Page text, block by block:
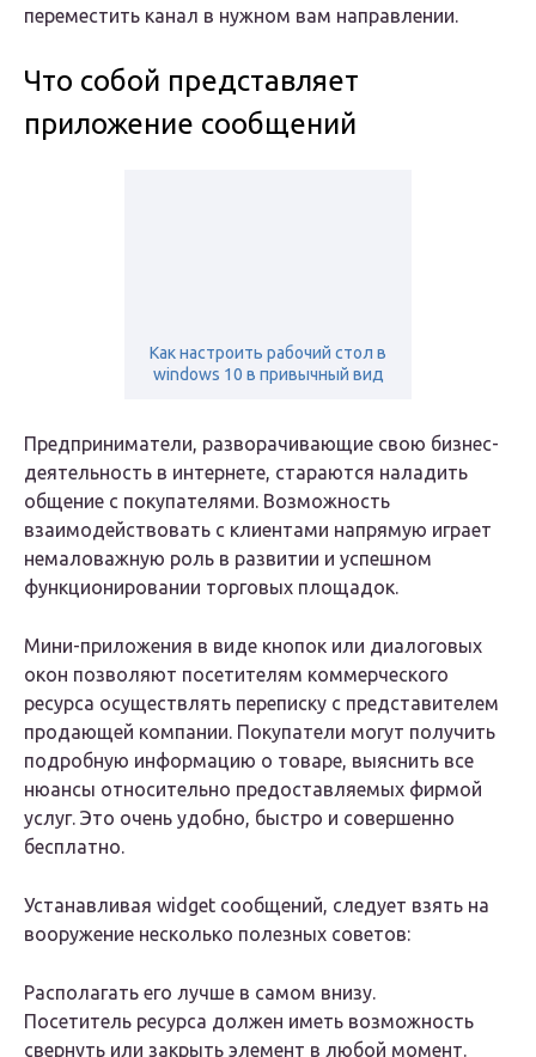
переместить канал в нужном вам направлении.
Что собой представляет
приложение сообщений
Как настроить рабочий стол в
windows 10 в привычный вид
Предприниматели, разворачивающие свою бизнес-
деятельность в интернете, стараются наладить
общение с покупателями. Возможность
взаимодействовать с клиентами напрямую играет
немаловажную роль в развитии и успешном
функционировании торговых площадок.
Мини-приложения в виде кнопок или диалоговых
окон позволяют посетителям коммерческого
ресурса осуществлять переписку с представителем
продающей компании. Покупатели могут получить
подробную информацию о товаре, выяснить все
нюансы относительно предоставляемых фирмой
услуг. Это очень удобно, быстро и совершенно
бесплатно.
Устанавливая widget сообщений, следует взять на
вооружение несколько полезных советов:
Располагать его лучше в самом внизу.
Посетитель ресурса должен иметь возможность
свернуть или закрыть элемент в любой момент.